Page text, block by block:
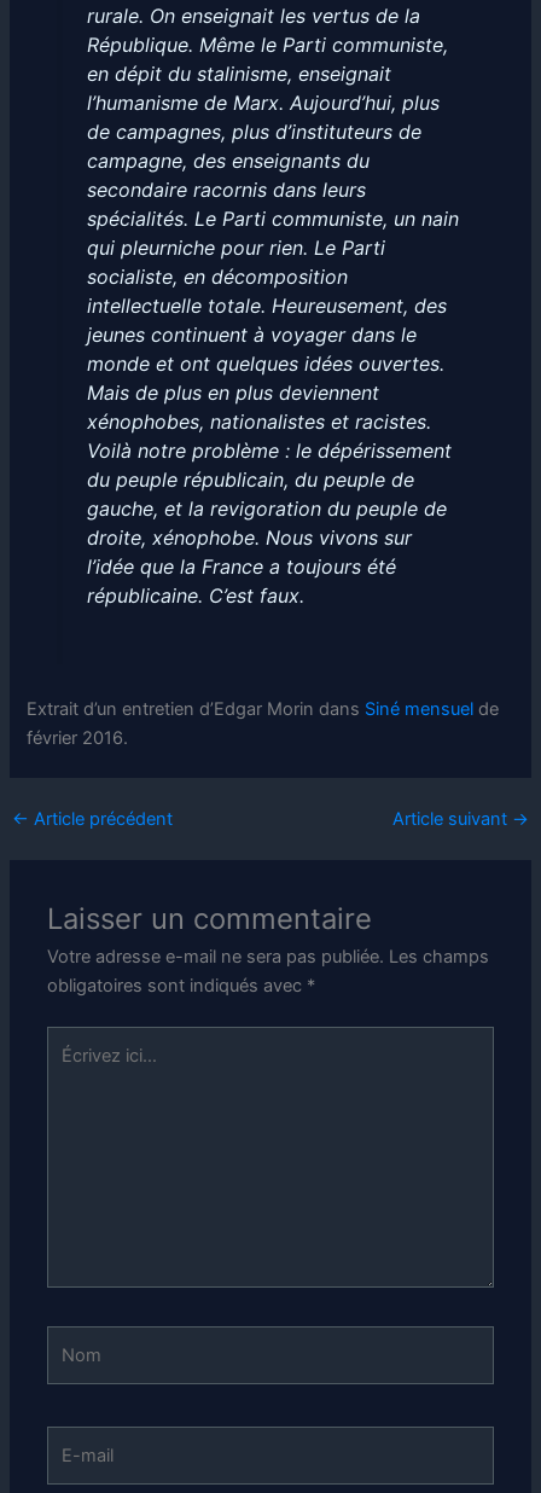
rurale. On enseignait les vertus de la
République. Même le Parti communiste,
en dépit du stalinisme, enseignait
l’humanisme de Marx. Aujourd’hui, plus
de campagnes, plus d’instituteurs de
campagne, des enseignants du
secondaire racornis dans leurs
spécialités. Le Parti communiste, un nain
qui pleurniche pour rien. Le Parti
socialiste, en décomposition
intellectuelle totale. Heureusement, des
jeunes continuent à voyager dans le
monde et ont quelques idées ouvertes.
Mais de plus en plus deviennent
xénophobes, nationalistes et racistes.
Voilà notre problème : le dépérissement
du peuple républicain, du peuple de
gauche, et la revigoration du peuple de
droite, xénophobe. Nous vivons sur
l’idée que la France a toujours été
républicaine. C’est faux.
Extrait d’un entretien d’Edgar Morin dans Siné mensuel de
février 2016.
← Article précédent Article suivant →
Laisser un commentaire
Votre adresse e-mail ne sera pas publiée. Les champs
obligatoires sont indiqués avec *
Écrivez
ici…